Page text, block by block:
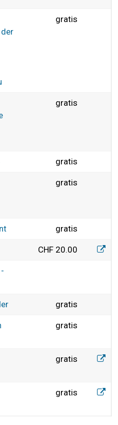
gratis
gratis
gratis
gratis
gratis
CHF 20.00
gratis
gratis
gratis
gratis